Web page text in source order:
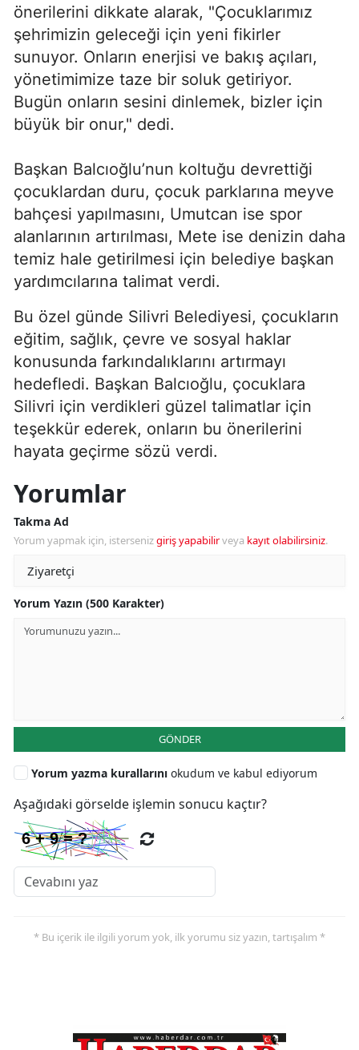
önerilerini dikkate alarak, "Çocuklarımız
şehrimizin geleceği için yeni fikirler
sunuyor. Onların enerjisi ve bakış açıları,
yönetimimize taze bir soluk getiriyor.
Bugün onların sesini dinlemek, bizler için
büyük bir onur," dedi.
Başkan Balcıoğlu’nun koltuğu devrettiği
çocuklardan duru, çocuk parklarına meyve
bahçesi yapılmasını, Umutcan ise spor
alanlarının artırılması, Mete ise denizin daha
temiz hale getirilmesi için belediye başkan
yardımcılarına talimat verdi.
Bu özel günde Silivri Belediyesi, çocukların
eğitim, sağlık, çevre ve sosyal haklar
konusunda farkındalıklarını artırmayı
hedefledi. Başkan Balcıoğlu, çocuklara
Silivri için verdikleri güzel talimatlar için
teşekkür ederek, onların bu önerilerini
hayata geçirme sözü verdi.
Yorumlar
Takma Ad
Yorum yapmak için, istersenizgiriş yapabilirveya kayıt olabilirsiniz.
Yorum Yazın (500 Karakter)
GÖNDER
Yorum yazma kurallarını okudum ve kabul ediyorum
Aşağıdaki görselde işlemin sonucu kaçtır?
* Bu içerik ile ilgili yorum yok, ilk yorumu siz yazın, tartışalım *